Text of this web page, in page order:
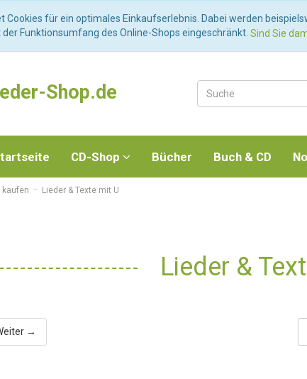
Cookies für ein optimales Einkaufserlebnis. Dabei werden
Funktionsumfang des Online-Shops eingeschränkt. Sind Sie
Shop.de
CD-Shop Bücher Buch & CD
kaufen Lieder & Texte mit U
Lieder &
→